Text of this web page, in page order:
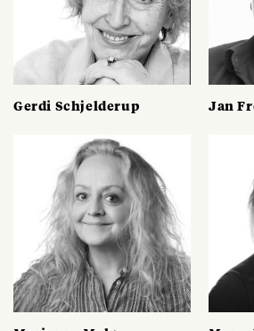
Gerdi Schjelderup Jan